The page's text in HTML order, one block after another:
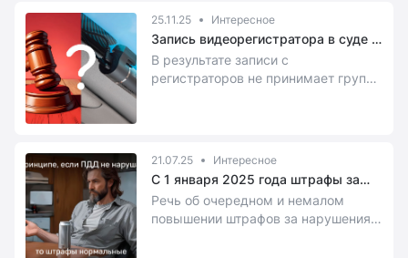
25.11.25 Интересное
Запись видеорегистратора в суде 1:
как приобщить видеозапись к делу
В результате записи с
регистраторов не принимает группа
21.07.25 Интересное
С 1 января 2025 года штрафы за
нарушения ПДД вырастут, а скидка
за их досрочное погашение
снизится
Речь об очередном и немалом
повышении штрафов за нарушения